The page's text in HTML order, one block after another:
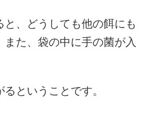
、どうしても他の餌にも
た、袋の中に手の菌が入
ということです。